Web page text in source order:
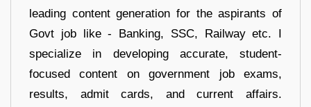
leading content generation for the aspirants of
Govt job like - Banking, SSC, Railway etc. I
specialize in developing accurate, student-
focused content on government job exams,
results, admit cards, and current affairs.